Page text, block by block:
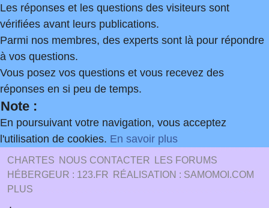
Les réponses et les questions des visiteurs sont
vérifiées avant leurs publications.
Parmi nos membres, des experts sont là pour répondre
à vos questions.
Vous posez vos questions et vous recevez des
réponses en si peu de temps.
Note :
En poursuivant votre navigation, vous acceptez
l'utilisation de cookies. En savoir plus
CHARTES NOUS CONTACTER
LES FORUMS
HÉBERGEUR : 123.FR
RÉALISATION : SAMOMOI.COM
PLUS
.